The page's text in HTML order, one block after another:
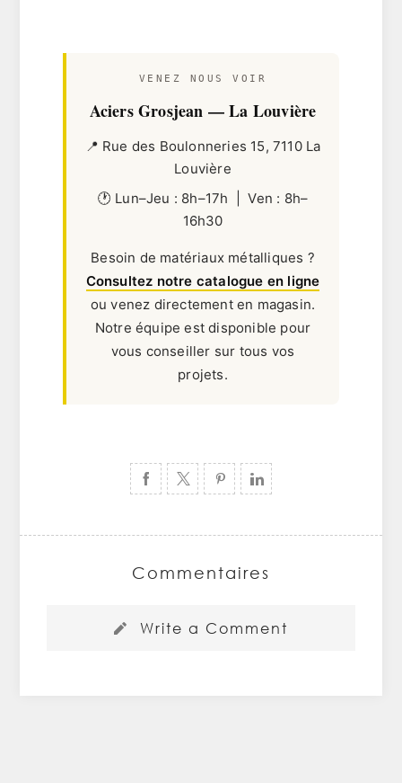
VENEZ NOUS VOIR
Aciers Grosjean — La Louvière
📍 Rue des Boulonneries 15, 7110 La
Louvière
🕐 Lun–Jeu : 8h–17h | Ven : 8h–
16h30
Besoin de matériaux métalliques ?
Consultez notre catalogue en ligne
ou venez directement en magasin.
Notre équipe est disponible pour
vous conseiller sur tous vos
projets.
Commentaires
Write a Comment